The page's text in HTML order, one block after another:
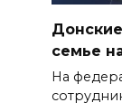
семье
На